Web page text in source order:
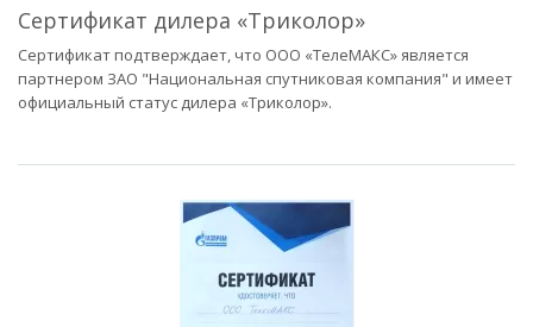
Сертификат дилера «Триколор»
Сертификат подтверждает, что ООО «ТелеМАКС» является
партнером ЗАО "Национальная спутниковая компания" и имеет
официальный статус дилера «Триколор».